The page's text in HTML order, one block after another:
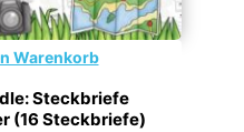
Warenkorb
Steckbriefe
(16 Steckbriefe)